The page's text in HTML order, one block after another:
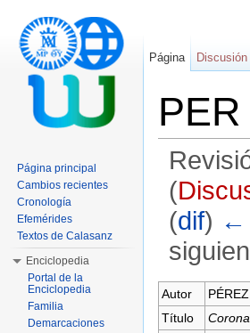
PER
(
(dif) ←
Autor
Título
Página Discusión
Página principal
Cambios recientes
Cronología
Efemérides
Textos de Calasanz
Enciclopedia
Portal de la
Enciclopedia
Familia
Demarcaciones